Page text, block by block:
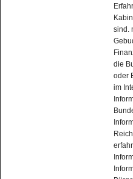
sind.
die
oder
im